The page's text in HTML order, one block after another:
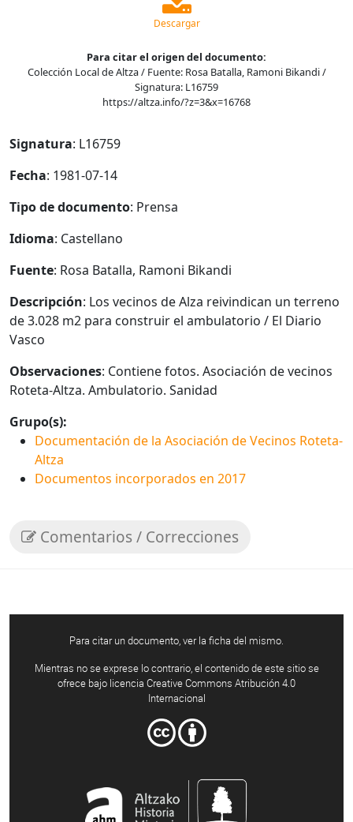
Descargar
Para citar el origen del documento:
Colección Local de Altza / Fuente: Rosa Batalla, Ramoni Bikandi /
Signatura: L16759
https://altza.info/?z=3&x=16768
Signatura: L16759
Fecha: 1981-07-14
Tipo de documento: Prensa
Idioma: Castellano
Fuente: Rosa Batalla, Ramoni Bikandi
Descripción: Los vecinos de Alza reivindican un terreno
de 3.028 m2 para construir el ambulatorio / El Diario
Vasco
Observaciones: Contiene fotos. Asociación de vecinos
Roteta-Altza. Ambulatorio. Sanidad
Grupo(s):
Documentación de la Asociación de Vecinos Roteta-
Altza
Documentos incorporados en 2017
Comentarios / Correcciones
Para citar un documento, ver la ficha del mismo.
Mientras no se exprese lo contrario, el contenido de este sitio se
ofrece bajo licencia Creative Commons Atribución 4.0
Internacional